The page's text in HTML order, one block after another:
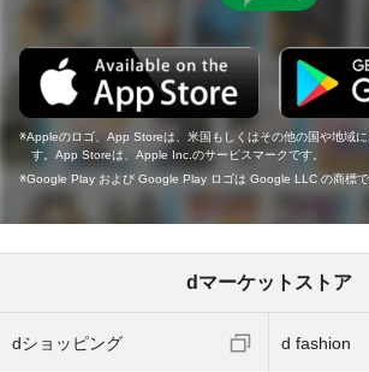
Appleのロゴ、App Storeは、米国もしくはその他の国や地域
す。App Storeは、Apple Inc.のサービスマークです。
Google Play および Google Play ロゴは Google LLC の商標で
dマーケットストア
dショッピング d fashion